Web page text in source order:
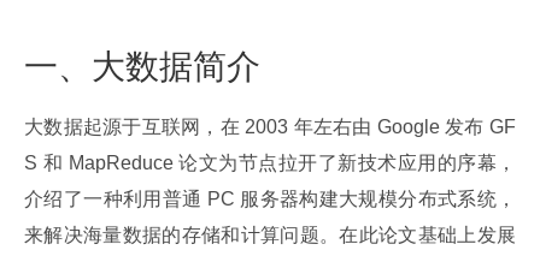
一、大数据简介
大数据起源于互联网，在 2003 年左右由 Google 发布 GF
S 和 MapReduce 论文为节点拉开了新技术应用的序幕，
介绍了一种利用普通 PC 服务器构建大规模分布式系统，
来解决海量数据的存储和计算问题。在此论文基础上发展